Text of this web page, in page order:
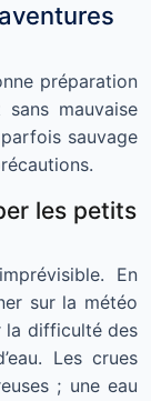
préparation
mauvaise
sauvage
les petits
En
sur la météo
la difficulté des
Les crues
; une eau